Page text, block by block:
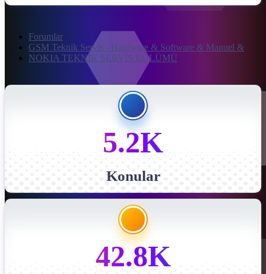
Forumlar
GSM Teknik Servis - Hardware & Software & Manuel &
NOKIA TEKNİK SERVİS BÖLÜMÜ
5.2K
Konular
42.8K